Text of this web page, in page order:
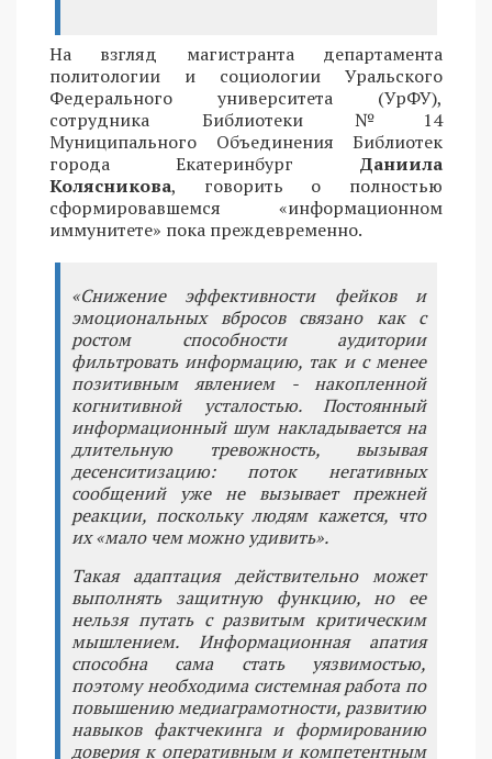
На взгляд магистранта департамента
политологии и социологии Уральского
Федерального университета (УрФУ),
сотрудника Библиотеки №14
Муниципального Объединения Библиотек
города Екатеринбург Даниила
Колясникова, говорить о полностью
сформировавшемся «информационном
иммунитете» пока преждевременно.
«Снижение эффективности фейков и
эмоциональных вбросов связано как с
ростом способности аудитории
фильтровать информацию, так и с менее
позитивным явлением - накопленной
когнитивной усталостью. Постоянный
информационный шум накладывается на
длительную тревожность, вызывая
десенситизацию: поток негативных
сообщений уже не вызывает прежней
реакции, поскольку людям кажется, что
их «мало чем можно удивить».
Такая адаптация действительно может
выполнять защитную функцию, но ее
нельзя путать с развитым критическим
мышлением. Информационная апатия
способна сама стать уязвимостью,
поэтому необходима системная работа по
повышению медиаграмотности, развитию
навыков фактчекинга и формированию
доверия к оперативным и компетентным